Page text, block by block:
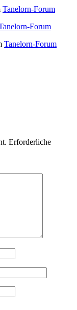
Tanelorn-Forum
Forum
Tanelorn-Forum
Erforderliche